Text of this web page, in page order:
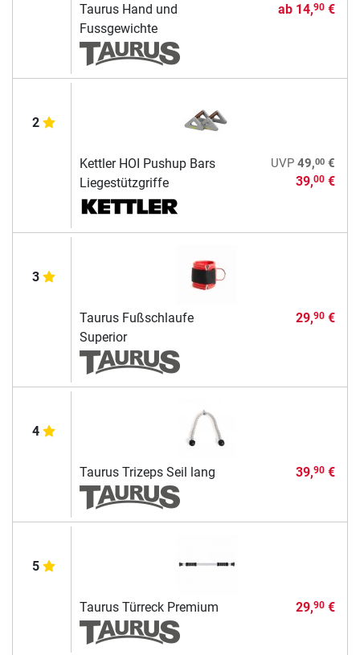
Taurus Hand und
Fussgewichte
ab 14,90€
2
Kettler HOI Pushup Bars
Liegestützgriffe
UVP 49,00€
39,00€
3
Taurus Fußschlaufe
Superior
29,90€
4
Taurus Trizeps Seil lang 39,90€
5
Taurus Türreck Premium 29,90€